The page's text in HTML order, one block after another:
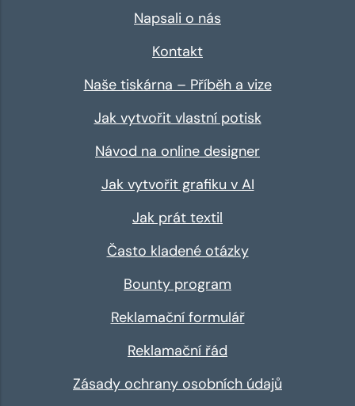
Napsali o nás
Kontakt
Naše tiskárna – Příběh a vize
Jak vytvořit vlastní potisk
Návod na online designer
Jak vytvořit grafiku v AI
Jak prát textil
Často kladené otázky
Bounty program
Reklamační formulář
Reklamační řád
Zásady ochrany osobních údajů